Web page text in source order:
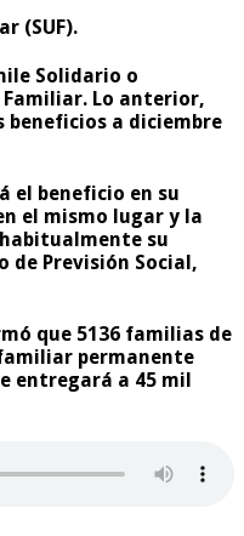
(SUF).
Solidario o
Familiar. Lo anterior,
beneficios a diciembre
el beneficio en su
el mismo lugar y la
su
Previsión Social,
que 5136 familias de
permanente
entregará a 45 mil